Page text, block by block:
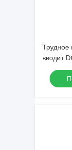
Трудное
вводит
стали